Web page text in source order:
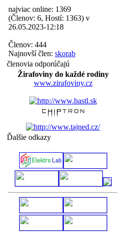
najviac online: 1369
(Členov: 6, Hostí: 1363) v
26.05.2023-12:18
Členov: 444
Najnovší člen: skorab
členovia odporúčajú
Žirafoviny do každé rodiny
www.zirafoviny.cz
Ďalšie odkazy